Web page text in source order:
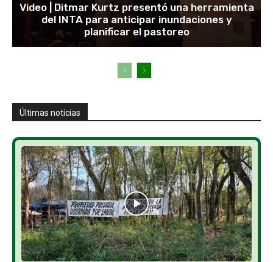
Video | Ditmar Kurtz presentó una herramienta
del INTA para anticipar inundaciones y
planificar el pastoreo
Últimas noticias